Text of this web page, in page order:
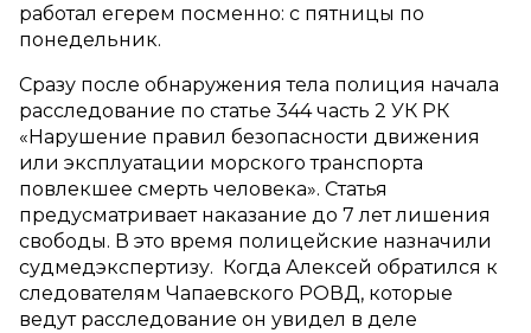
работал егерем посменно: с пятницы по
понедельник.
Сразу после обнаружения тела полиция начала
расследование по статье 344 часть 2 УК РК
«Нарушение правил безопасности движения
или эксплуатации морского транспорта
повлекшее смерть человека». Статья
предусматривает наказание до 7 лет лишения
свободы. В это время полицейские назначили
судмедэкспертизу. Когда Алексей обратился к
следователям Чапаевского РОВД, которые
ведут расследование он увидел в деле